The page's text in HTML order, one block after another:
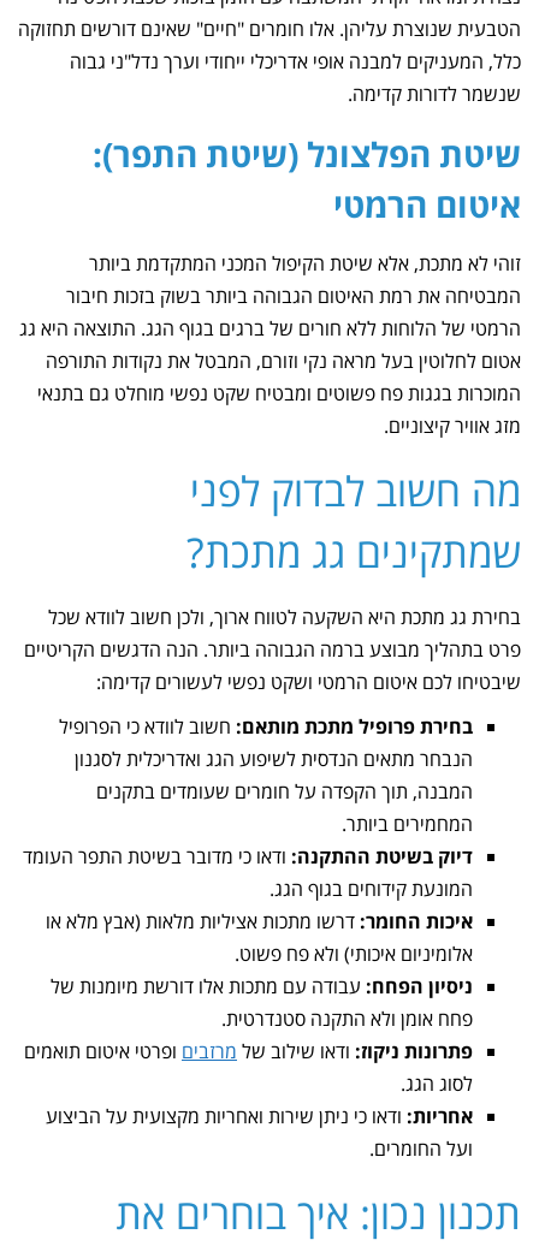
הטבעית שנוצרת עליהן. אלו חומרים "חיים" שאינם דורשים תחזוקה
כלל, המעניקים למבנה אופי אדריכלי ייחודי וערך נדל"ני גבוה
שנשמר לדורות קדימה.
שיטת הפלצונל (שיטת התפר):
איטום הרמטי
זוהי לא מתכת, אלא שיטת הקיפול המכני המתקדמת ביותר
המבטיחה את רמת האיטום הגבוהה ביותר בשוק בזכות חיבור
הרמטי של הלוחות ללא חורים של ברגים בגוף הגג. התוצאה היא גג
אטום לחלוטין בעל מראה נקי וזורם, המבטל את נקודות התורפה
המוכרות בגגות פח פשוטים ומבטיח שקט נפשי מוחלט גם בתנאי
מזג אוויר קיצוניים.
מה חשוב לבדוק לפני
שמתקינים גג מתכת?
בחירת גג מתכת היא השקעה לטווח ארוך, ולכן חשוב לוודא שכל
פרט בתהליך מבוצע ברמה הגבוהה ביותר. הנה הדגשים הקריטיים
שיבטיחו לכם איטום הרמטי ושקט נפשי לעשורים קדימה:
בחירת פרופיל מתכת מותאם: חשוב לוודא כי הפרופיל
הנבחר מתאים הנדסית לשיפוע הגג ואדריכלית לסגנון
המבנה, תוך הקפדה על חומרים שעומדים בתקנים
המחמירים ביותר.
דיוק בשיטת ההתקנה: ודאו כי מדובר בשיטת התפר העומד
המונעת קידוחים בגוף הגג.
איכות החומר: דרשו מתכות אציליות מלאות (אבץ מלא או
אלומיניום איכותי) ולא פח פשוט.
ניסיון הפחח: עבודה עם מתכות אלו דורשת מיומנות של
פחח אומן ולא התקנה סטנדרטית.
פתרונות ניקוז: ודאו שילוב של מרזבים ופרטי איטום תואמים
לסוג הגג.
אחריות: ודאו כי ניתן שירות ואחריות מקצועית על הביצוע
ועל החומרים.
תכנון נכון: איך בוחרים את